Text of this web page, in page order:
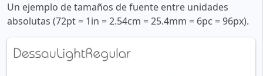
Un ejemplo de tamaños de fuente entre unidades
absolutas (72pt = 1in = 2.54cm = 25.4mm = 6pc = 96px).